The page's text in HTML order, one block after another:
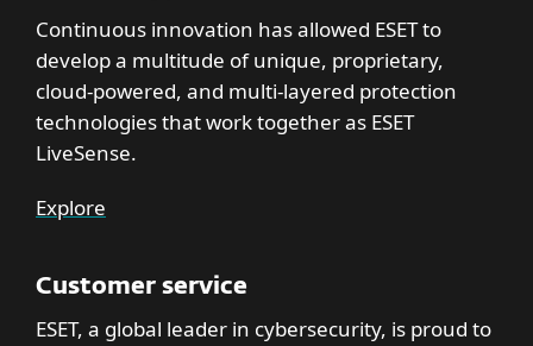
Continuous innovation has allowed ESET to
develop a multitude of unique, proprietary,
cloud-powered, and multi-layered protection
technologies that work together as ESET
LiveSense.
Explore
Customer service
ESET, a global leader in cybersecurity, is proud to